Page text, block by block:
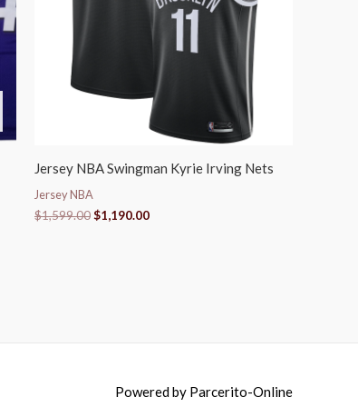
Jersey NBA Swingman Kyrie Irving Nets
Jersey NBA
$1,599.00$1,190.00
Powered by Parcerito-Online